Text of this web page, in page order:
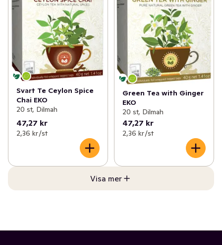
Svart Te Ceylon Spice
Chai EKO
20 st, Dilmah
47,27 kr
2,36 kr /st
Green Tea with Ginger
EKO
20 st, Dilmah
47,27 kr
2,36 kr /st
Visa mer